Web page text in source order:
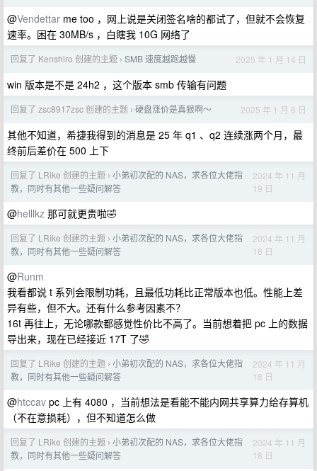
@Vendettar me too ，网上说是关闭签名啥的都试了，但就不会恢复
速率。困在 30MB/s ，白瞎我 10G 网络了
回复了 Kenshiro 创建的主题 › SMB 速度越跑越慢 2025 年 1 月 14 日
win 版本是不是 24h2 ，这个版本 smb 传输有问题
回复了 zsc8917zsc 创建的主题 › 硬盘涨价是真狠啊～ 2025 年 1 月 8 日
其他不知道，希捷我得到的消息是 25 年 q1 、q2 连续涨两个月，最
终前后差价在 500 上下
回复了 LRike 创建的主题 › 小弟初次配的 NAS，求各位大佬指
教，同时有其他一些疑问解答
2024 年 11 月
19 日
@helllkz 那可就更贵啦🤣
回复了 LRike 创建的主题 › 小弟初次配的 NAS，求各位大佬指
教，同时有其他一些疑问解答
2024 年 11 月
18 日
@Runm
我看都说 t 系列会限制功耗，且最低功耗比正常版本也低。性能上差
异有些，但不大。还有什么参考因素不？
16t 再往上，无论哪款都感觉性价比不高了。当前想着把 pc 上的数据
导出来，现在已经接近 17T 了🤣
回复了 LRike 创建的主题 › 小弟初次配的 NAS，求各位大佬指
教，同时有其他一些疑问解答
2024 年 11 月
18 日
@htccav pc 上有 4080 ，当前想法是看能不能内网共享算力给存算机
（不在意损耗），但不知道怎么做
回复了 LRike 创建的主题 › 小弟初次配的 NAS，求各位大佬指
教，同时有其他一些疑问解答
2024 年 11 月
18 日